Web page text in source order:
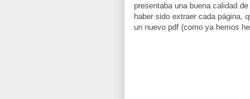
presentaba una buena calidad
haber sido extraer cada página,
un nuevo pdf (como ya hemos